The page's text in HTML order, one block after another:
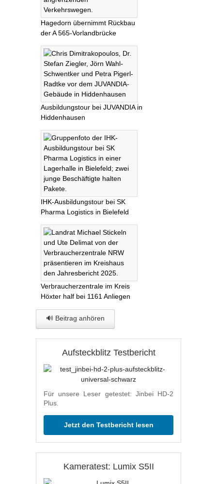
Hagedorn übernimmt Rückbau
der A 565-Vorlandbrücke
Ausbildungstour bei JUVANDIA in
Hiddenhausen
IHK-Ausbildungstour bei SK
Pharma Logistics in Bielefeld
Verbraucherzentrale im Kreis
Höxter half bei 1161 Anliegen
🔊 Beitrag anhören
Aufsteckblitz Testbericht
Für unsere Leser getestet: Jinbei HD-2
Plus.
Jetzt den Testbericht lesen
Kameratest: Lumix S5II